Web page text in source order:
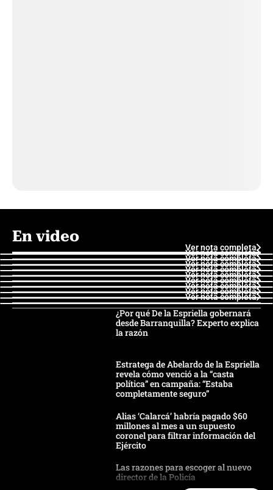
En video
Ver nota completa
Ver nota completa
Ver nota completa
Ver nota completa
Ver nota completa
Ver nota completa
Ver nota completa
Ver nota completa
Ver nota completa
Ver nota completa
¿Por qué De la Espriella gobernará
desde Barranquilla? Experto explica
la razón
Estratega de Abelardo de la Espriella
revela cómo venció a la “casta
política” en campaña: “Estaba
completamente seguro”
Alias ‘Calarcá’ habría pagado $60
millones al mes a un supuesto
coronel para filtrar información del
Ejército
Las razones para escoger al nuevo
director de la Policía